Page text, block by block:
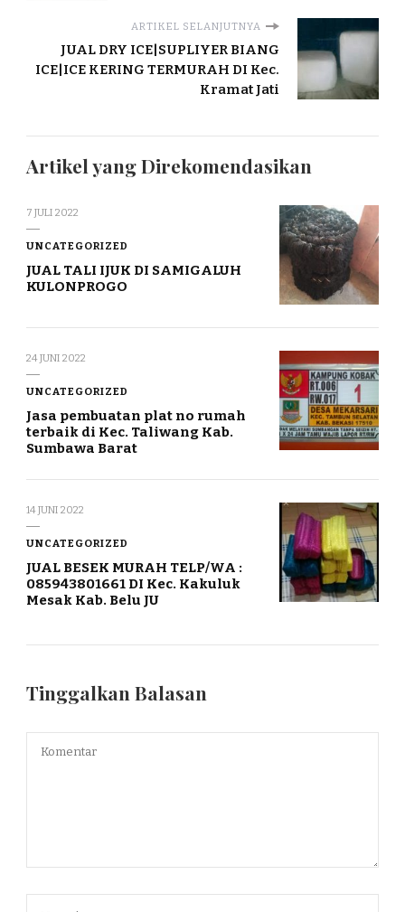
ARTIKEL SELANJUTNYA
JUAL DRY ICE|SUPLIYER BIANG
ICE|ICE KERING TERMURAH DI Kec.
Kramat Jati
Artikel yang Direkomendasikan
7 JULI 2022
UNCATEGORIZED
JUAL TALI IJUK DI SAMIGALUH
KULONPROGO
24 JUNI 2022
UNCATEGORIZED
Jasa pembuatan plat no rumah
terbaik di Kec. Taliwang Kab.
Sumbawa Barat
14 JUNI 2022
UNCATEGORIZED
JUAL BESEK MURAH TELP/WA :
085943801661 DI Kec. Kakuluk
Mesak Kab. Belu JU
Tinggalkan Balasan